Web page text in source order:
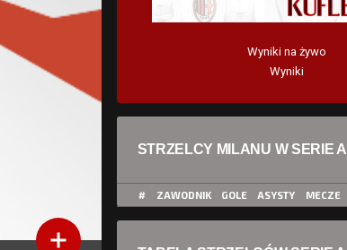
Wyniki na żywo
Wyniki
STRZELCY MILANU W SERIE A
# ZAWODNIK GOLE ASYSTY MECZE